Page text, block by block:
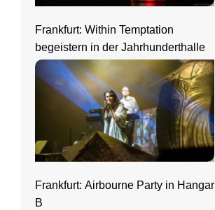
Frankfurt: Within Temptation
begeistern in der Jahrhunderthalle
Frankfurt: Airbourne Party in Hangar
B